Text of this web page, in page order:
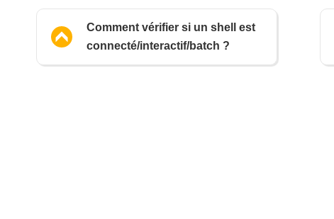
Comment vérifier si un shell est
connecté/interactif/batch ?